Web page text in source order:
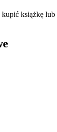
książkę